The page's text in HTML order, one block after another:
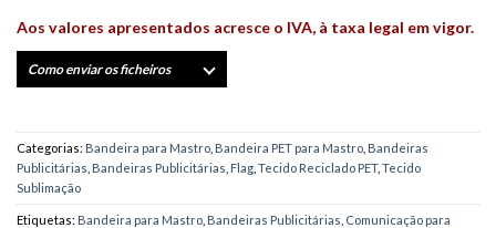
Aos valores apresentados acresce o IVA, à taxa legal em vigor.
Como enviar os ficheiros
Categorias: Bandeira para Mastro Bandeira PET para Mastro Bandeiras
Publicitárias Bandeiras Publicitárias Flag Tecido Reciclado PET, Tecido
Sublimação
Etiquetas: Bandeira para Mastro Bandeiras Publicitárias Comunicação para